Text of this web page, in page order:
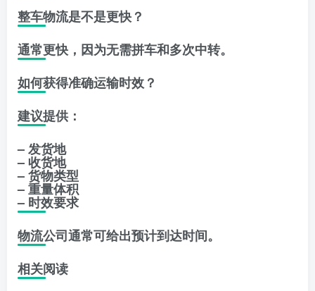
整车物流是不是更快？
通常更快，因为无需拼车和多次中转。
如何获得准确运输时效？
建议提供：
– 发货地
– 收货地
– 货物类型
– 重量体积
– 时效要求
物流公司通常可给出预计到达时间。
相关阅读